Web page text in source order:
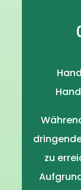
zu